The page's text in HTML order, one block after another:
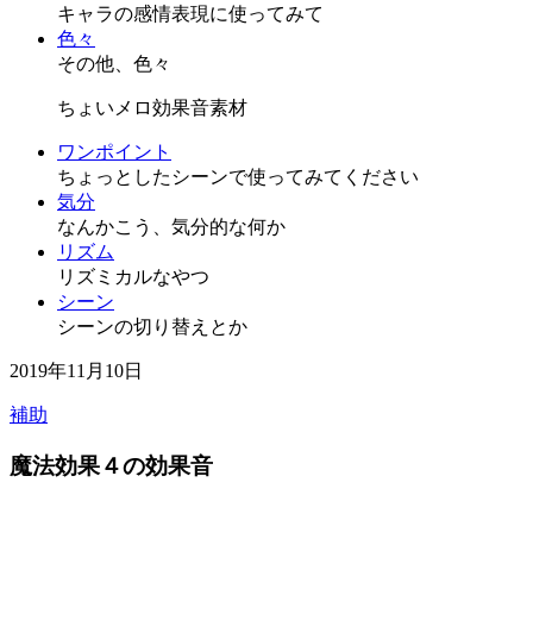
キャラの感情表現に使ってみて
色々
その他、色々
ちょいメロ効果音素材
ワンポイント
ちょっとしたシーンで使ってみてください
気分
なんかこう、気分的な何か
リズム
リズミカルなやつ
シーン
シーンの切り替えとか
2019年11月10日
補助
魔法効果４の効果音